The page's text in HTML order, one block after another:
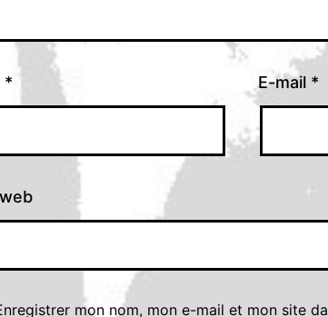
* E-mail *
mon nom, mon e-mail et mon site